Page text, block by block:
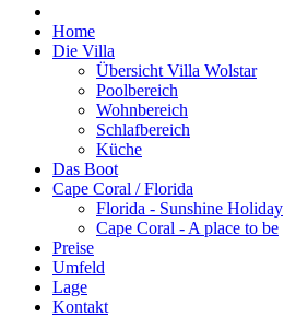
Home
Die Villa
Übersicht Villa Wolstar
Poolbereich
Wohnbereich
Schlafbereich
Küche
Das Boot
Cape Coral / Florida
Florida - Sunshine Holiday
Cape Coral - A place to be
Preise
Umfeld
Lage
Kontakt